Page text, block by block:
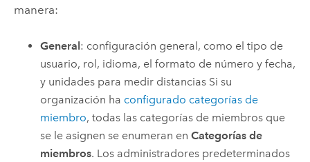
manera:
General: configuración general, como el tipo de
usuario, rol, idioma, el formato de número y fecha,
y unidades para medir distancias Si su
organización ha configurado categorías de
miembro, todas las categorías de miembros que
se le asignen se enumeran enCategorías de
miembros. Los administradores predeterminados